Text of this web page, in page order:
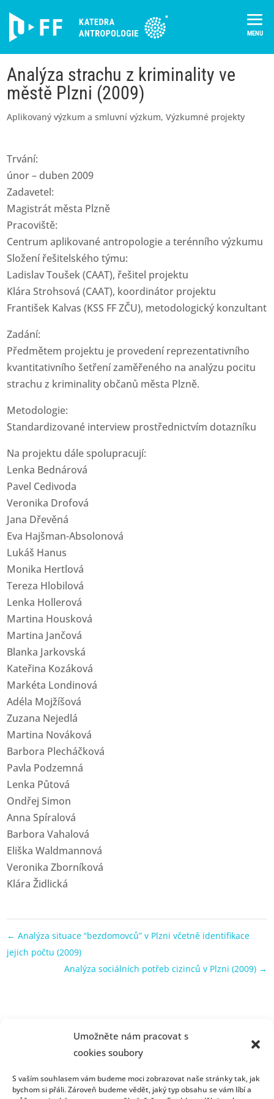
content
Umožněte nám pracovat s
cookies soubory
S vaším souhlasem vám budeme moci zobrazovat naše stránky tak, jak
bychom si přáli. Zároveň budeme vědět, jaký typ obsahu se vám líbí a
Analýza strachu z kriminality ve
městě Plzni (2009)
Aplikovaný výzkum a smluvní výzkum,Výzkumné projekty
Trvání:
únor – duben 2009
Zadavetel:
Magistrát města Plzně
Pracoviště:
Centrum aplikované antropologie a terénního výzkumu
Složení řešitelského týmu:
Ladislav Toušek (CAAT), řešitel projektu
Klára Strohsová (CAAT), koordinátor projektu
František Kalvas (KSS FF ZČU), metodologický konzultant
Zadání:
Předmětem projektu je provedení reprezentativního
kvantitativního šetření zaměřeného na analýzu pocitu
strachu z kriminality občanů města Plzně.
Metodologie:
Standardizované interview prostřednictvím dotazníku
Na projektu dále spolupracují:
Lenka Bednárová
Pavel Cedivoda
Veronika Drofová
Jana Dřevěná
Eva Hajšman-Absolonová
Lukáš Hanus
Monika Hertlová
Tereza Hlobilová
Lenka Hollerová
Martina Housková
Martina Jančová
Blanka Jarkovská
Kateřina Kozáková
Markéta Londinová
Adéla Mojžíšová
Zuzana Nejedlá
Martina Nováková
Barbora Plecháčková
Pavla Podzemná
Lenka Půtová
Ondřej Simon
Anna Spíralová
Barbora Vahalová
Eliška Waldmannová
Veronika Zborníková
Klára Židlická
← Analýza situace “bezdomovců” v Plzni včetně identifikace
jejich počtu (2009)
Analýza sociálních potřeb cizinců v Plzni (2009) →